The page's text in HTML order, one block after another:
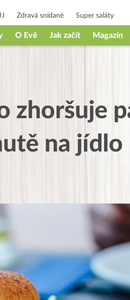
Zdravá snídaně Super saláty
O Evě Jak začít Magazín
zhoršuje
na jídlo